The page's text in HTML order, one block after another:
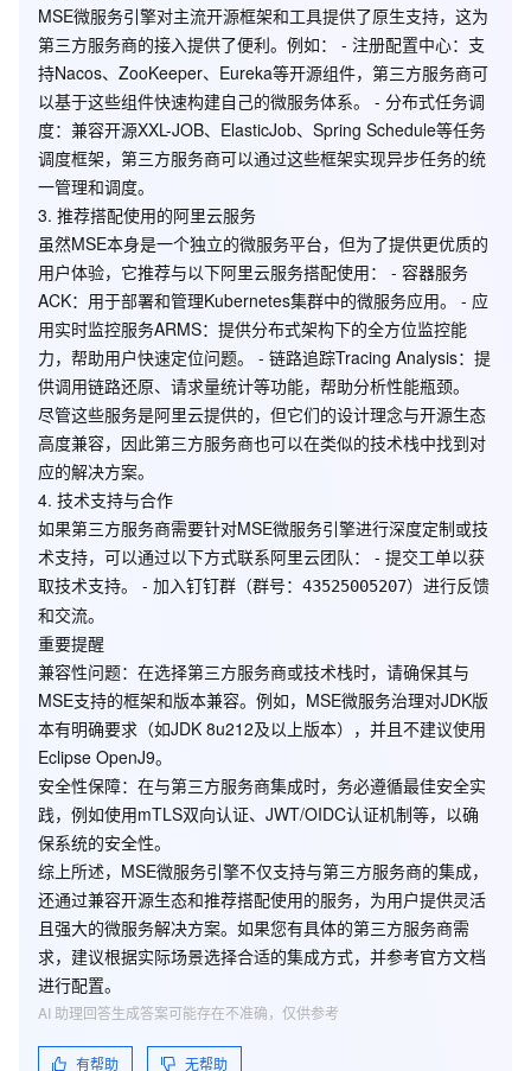
MSE微服务引擎对主流开源框架和工具提供了原生支持，这为
第三方服务商的接入提供了便利。例如： - 注册配置中心：支
持Nacos、ZooKeeper、Eureka等开源组件，第三方服务商可
以基于这些组件快速构建自己的微服务体系。 - 分布式任务调
度：兼容开源XXL-JOB、ElasticJob、Spring Schedule等任务
调度框架，第三方服务商可以通过这些框架实现异步任务的统
一管理和调度。
3. 推荐搭配使用的阿里云服务
虽然MSE本身是一个独立的微服务平台，但为了提供更优质的
用户体验，它推荐与以下阿里云服务搭配使用： - 容器服务
ACK：用于部署和管理Kubernetes集群中的微服务应用。 - 应
用实时监控服务ARMS：提供分布式架构下的全方位监控能
力，帮助用户快速定位问题。 - 链路追踪Tracing Analysis：提
供调用链路还原、请求量统计等功能，帮助分析性能瓶颈。
尽管这些服务是阿里云提供的，但它们的设计理念与开源生态
高度兼容，因此第三方服务商也可以在类似的技术栈中找到对
应的解决方案。
4. 技术支持与合作
如果第三方服务商需要针对MSE微服务引擎进行深度定制或技
术支持，可以通过以下方式联系阿里云团队： - 提交工单以获
取技术支持。 - 加入钉钉群（群号： 43525005207）进行反馈
和交流。
重要提醒
兼容性问题：在选择第三方服务商或技术栈时，请确保其与
MSE支持的框架和版本兼容。例如，MSE微服务治理对JDK版
本有明确要求（如JDK 8u212及以上版本），并且不建议使用
Eclipse OpenJ9。
安全性保障：在与第三方服务商集成时，务必遵循最佳安全实
践，例如使用mTLS双向认证、JWT/OIDC认证机制等，以确
保系统的安全性。
综上所述，MSE微服务引擎不仅支持与第三方服务商的集成，
还通过兼容开源生态和推荐搭配使用的服务，为用户提供灵活
且强大的微服务解决方案。如果您有具体的第三方服务商需
求，建议根据实际场景选择合适的集成方式，并参考官方文档
进行配置。
有帮助 无帮助
AI 助理回答生成答案可能存在不准确，仅供参考